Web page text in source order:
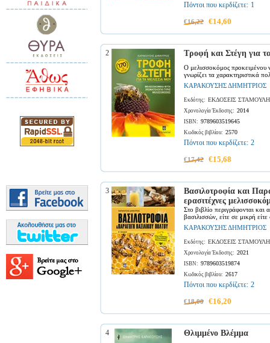
Πόντοι που κερδίζετε: 1
€16,22 €14,60
2 Τροφή και Στέγη για
Ο μελισσοκόμος προκειμένου
γνωρίζει τα χαρακτηριστικά
ΚΑΡΑΚΟΥΣΗΣ ΔΗΜΗΤΡΙΟΣ
Εκδότης: ΕΚΔΟΣΕΙΣ ΣΤΑΜΟΥΛΗ
Χρονολογία Έκδοσης: 2014
ISBN: 9789603519645
Κωδικός βιβλίου: 2570
Πόντοι που κερδίζετε: 2
€17,42 €15,68
3
Βασιλοτροφία και
ερασιτέχνες
Στο βιβλίο περιγράφονται και
βασιλισσών, είτε σε μικρή
ΚΑΡΑΚΟΥΣΗΣ ΔΗΜΗΤΡΙΟΣ
Εκδότης: ΕΚΔΟΣΕΙΣ ΣΤΑΜΟΥΛΗ
Χρονολογία Έκδοσης: 2021
ISBN: 9789603519874
Κωδικός βιβλίου: 2617
Πόντοι που κερδίζετε: 2
€18,00 €16,20
4 Θλιμμένο Βλέμμα